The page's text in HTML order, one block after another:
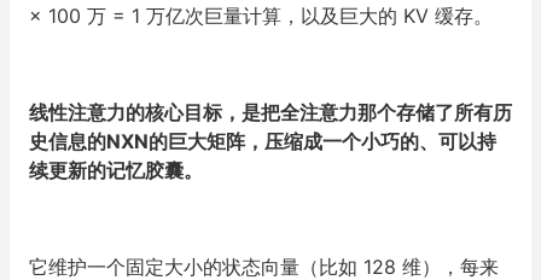
× 100 万 = 1 万亿次巨量计算，以及巨大的 KV 缓存。
线性注意力的核心目标，是把全注意力那个存储了所有历
史信息的NXN的巨大矩阵，压缩成一个小巧的、可以持
续更新的记忆胶囊。
它维护一个固定大小的状态向量（比如 128 维），每来